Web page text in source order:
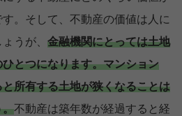
。そして、不動産の価値は人に
うが、 金融機関にとっては土地
とつになります。マンション
所有する土地が狭くなることは
。不動産は築年数が経過すると経